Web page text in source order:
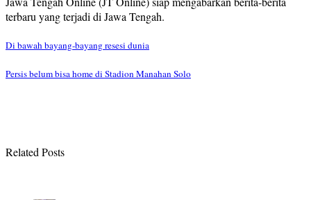
terbaru yang terjadi di Jawa Tengah.
Post
navigation
Di bawah bayang-bayang resesi dunia
Persis belum bisa home di Stadion Manahan Solo
Related Posts